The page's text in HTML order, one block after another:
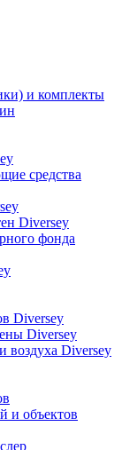
и комплекты
средства
Diversey
фонда
Diversey
Diversey
воздуха Diversey
и объектов